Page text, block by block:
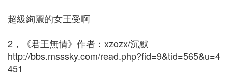
超級絢麗的女王受啊
2，《君王無情》作者：xzozx/沉默
http://bbs.msssky.com/read.php?fid=9&tid=565&u=4
451